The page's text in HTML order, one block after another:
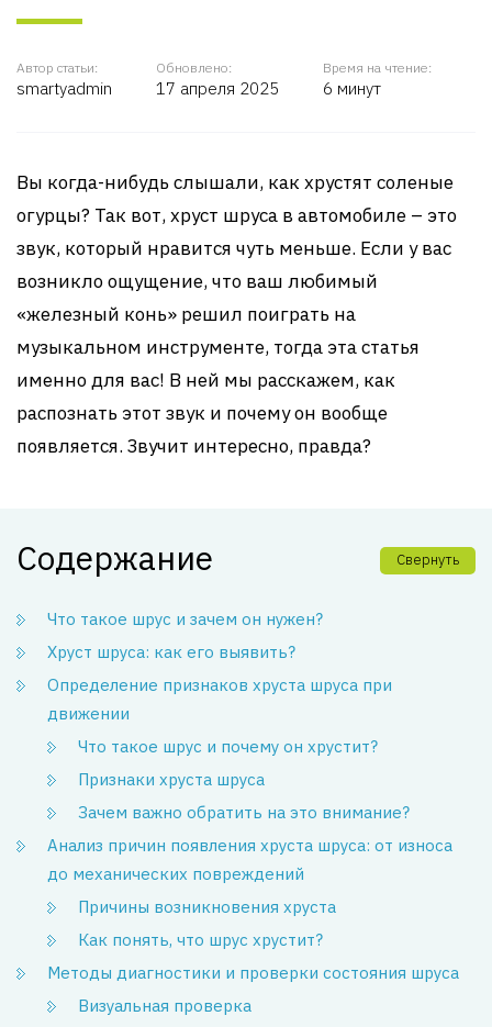
Автор статьи:
smartyadmin
Обновлено:
17 апреля 2025
Время на чтение:
6 минут
Вы когда-нибудь слышали, как хрустят соленые
огурцы? Так вот, хруст шруса в автомобиле – это
звук, который нравится чуть меньше. Если у вас
возникло ощущение, что ваш любимый
«железный конь» решил поиграть на
музыкальном инструменте, тогда эта статья
именно для вас! В ней мы расскажем, как
распознать этот звук и почему он вообще
появляется. Звучит интересно, правда?
Содержание Свернуть
Что такое шрус и зачем он нужен?
Хруст шруса: как его выявить?
Определение признаков хруста шруса при
движении
Что такое шрус и почему он хрустит?
Признаки хруста шруса
Зачем важно обратить на это внимание?
Анализ причин появления хруста шруса: от износа
до механических повреждений
Причины возникновения хруста
Как понять, что шрус хрустит?
Методы диагностики и проверки состояния шруса
Визуальная проверка